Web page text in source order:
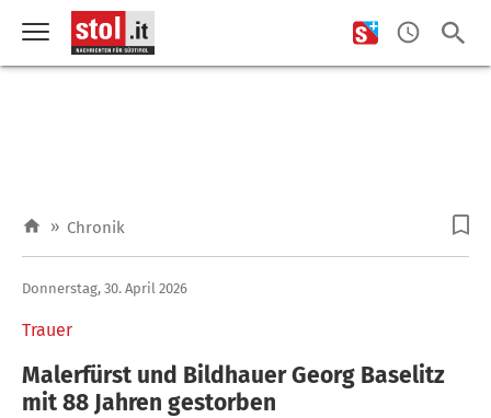
» Chronik
Trauer
Donnerstag, 30. April 2026
Malerfürst und Bildhauer Georg Baselitz
mit 88 Jahren gestorben